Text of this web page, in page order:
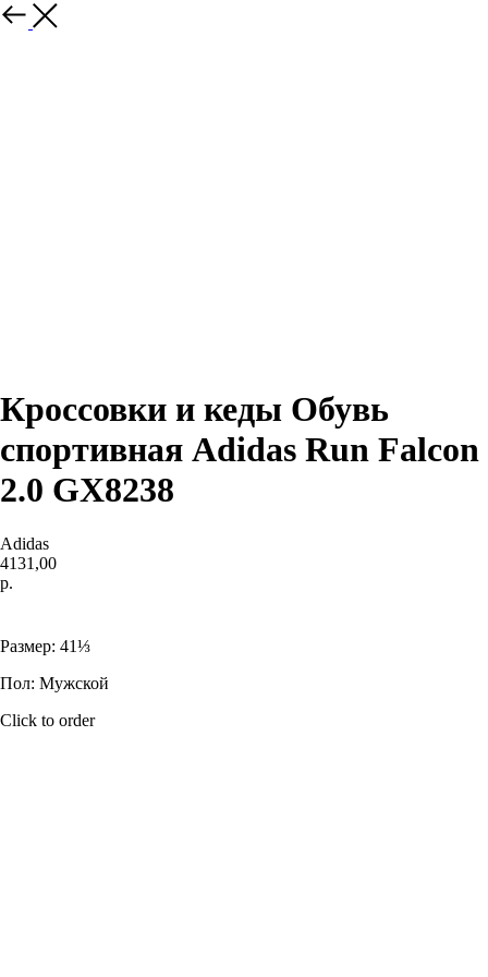
Назад
Кроссовки и кеды Обувь
спортивная Adidas Run Falcon
2.0 GX8238
Adidas
4131,00
р.
Размер: 41⅓
Пол: Мужской
Click to order